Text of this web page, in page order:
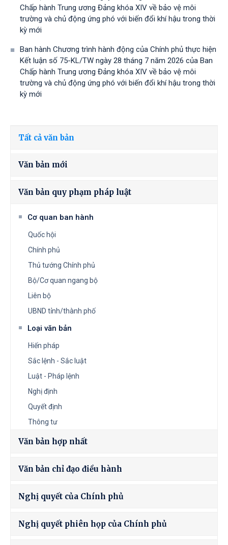
Chấp hành Trung ương Đảng khóa XIV về bảo vệ môi
trường và chủ động ứng phó với biến đổi khí hậu trong thời
kỳ mới
Ban hành Chương trình hành động của Chính phủ thực hiện
Kết luận số 75-KL/TW ngày 28 tháng 7 năm 2026 của Ban
Chấp hành Trung ương Đảng khóa XIV về bảo vệ môi
trường và chủ động ứng phó với biến đổi khí hậu trong thời
kỳ mới
Tất cả văn bản
Văn bản mới
Văn bản quy phạm pháp luật
Cơ quan ban hành
Quốc hội
Chính phủ
Thủ tướng Chính phủ
Bộ/Cơ quan ngang bộ
Liên bộ
UBND tỉnh/thành phố
Loại văn bản
Hiến pháp
Sắc lệnh - Sắc luật
Luật - Pháp lệnh
Nghị định
Quyết định
Thông tư
Văn bản hợp nhất
Văn bản chỉ đạo điều hành
Nghị quyết của Chính phủ
Nghị quyết phiên họp của Chính phủ